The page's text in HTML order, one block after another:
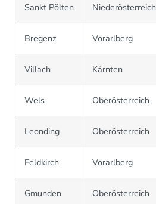
Sankt Pölten Niederösterreich
Bregenz Vorarlberg
Villach Kärnten
Wels Oberösterreich
Leonding Oberösterreich
Feldkirch Vorarlberg
Gmunden Oberösterreich